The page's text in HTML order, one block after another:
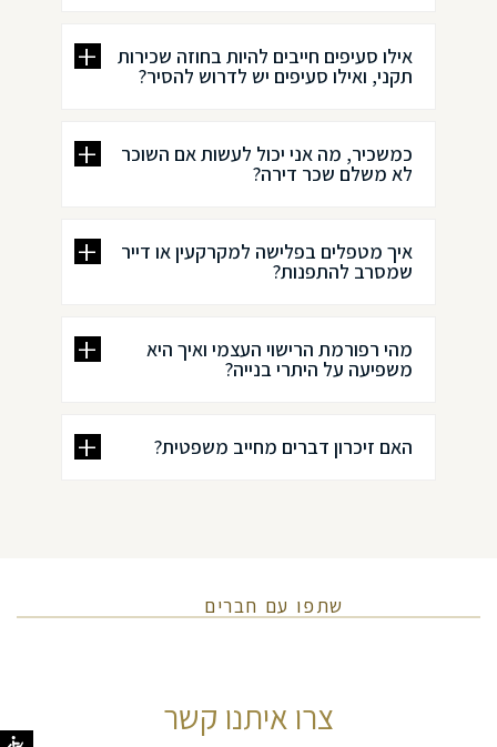
אילו סעיפים חייבים להיות בחוזה שכירות
תקני, ואילו סעיפים יש לדרוש להסיר?
כמשכיר, מה אני יכול לעשות אם השוכר
לא משלם שכר דירה?
איך מטפלים בפלישה למקרקעין או דייר
שמסרב להתפנות?
מהי רפורמת הרישוי העצמי ואיך היא
משפיעה על היתרי בנייה?
האם זיכרון דברים מחייב משפטית?
שתפו עם חברים
צרו איתנו קשר